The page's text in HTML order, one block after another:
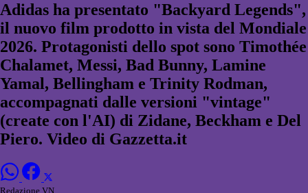
Adidas ha presentato "Backyard Legends",
il nuovo film prodotto in vista del Mondiale
2026. Protagonisti dello spot sono Timothée
Chalamet, Messi, Bad Bunny, Lamine
Yamal, Bellingham e Trinity Rodman,
accompagnati dalle versioni "vintage"
(create con l'AI) di Zidane, Beckham e Del
Piero. Video di Gazzetta.it
Redazione VN